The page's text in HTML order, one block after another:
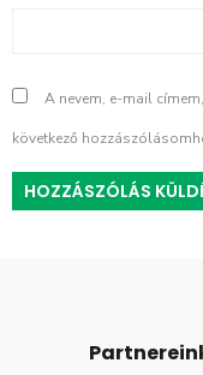
A nevem, e-mail
következő